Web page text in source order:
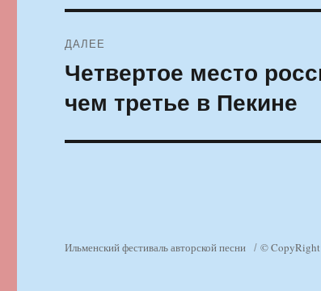
ДАЛЕЕ
Следующая
Четвертое место
чем третье в Пекине
Ильменский фестиваль авторской песни © CopyRight